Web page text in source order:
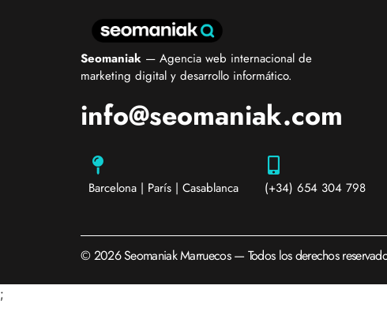
Seomaniak — Agencia web internacional de
marketing digital y desarrollo informático.
info@seomaniak.com
Barcelona | París | Casablanca (+34) 654 304 798
© 2026 Seomaniak Marruecos — Todos los derechos
;